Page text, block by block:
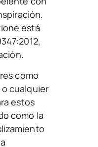
está
como
o cualquier
estos
como la